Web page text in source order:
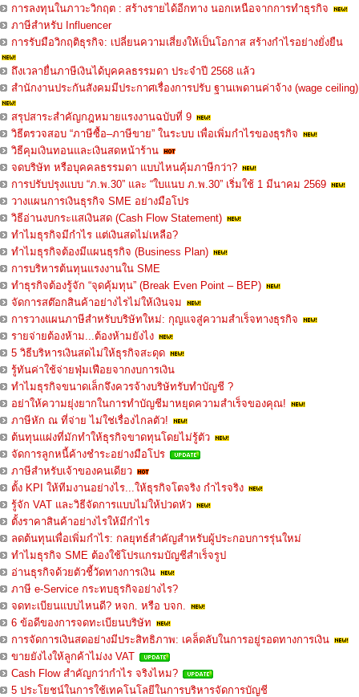
การลงทุนในภาวะวิกฤต : สร้างรายได้อีกทาง นอกเหนือจากการทำธุรกิจ
ภาษีสำหรับ Influencer
การรับมือวิกฤติธุรกิจ: เปลี่ยนความเสี่ยงให้เป็นโอกาส สร้างกำไรอย่างยั่งยืน
ถึงเวลายื่นภาษีเงินได้บุคคลธรรมดา ประจำปี 2568 แล้ว
สำนักงานประกันสังคมมีประกาศเรื่องการปรับ ฐานเพดานค่าจ้าง (wage ceiling)
สรุปสาระสำคัญกฎหมายแรงงานฉบับที่ 9
วิธีตรวจสอบ “ภาษีซื้อ–ภาษีขาย” ในระบบ เพื่อเพิ่มกำไรของธุรกิจ
วิธีคุมเงินทอนและเงินสดหน้าร้าน
จดบริษัท หรือบุคคลธรรมดา แบบไหนคุ้มภาษีกว่า?
การปรับปรุงแบบ “ภ.พ.30” และ “ใบแนบ ภ.พ.30” เริ่มใช้ 1 มีนาคม 2569
วางแผนการเงินธุรกิจ SME อย่างมือโปร
วิธีอ่านงบกระแสเงินสด (Cash Flow Statement)
ทำไมธุรกิจมีกำไร แต่เงินสดไม่เหลือ?
ทำไมธุรกิจต้องมีแผนธุรกิจ (Business Plan)
การบริหารต้นทุนแรงงานใน SME
ทำธุรกิจต้องรู้จัก “จุดคุ้มทุน” (Break Even Point – BEP)
จัดการสต๊อกสินค้าอย่างไรไม่ให้เงินจม
การวางแผนภาษีสำหรับบริษัทใหม่: กุญแจสู่ความสำเร็จทางธุรกิจ
รายจ่ายต้องห้าม...ต้องห้ามยังไง
5 วิธีบริหารเงินสดไม่ให้ธุรกิจสะดุด
รู้ทันค่าใช้จ่ายฟุ่มเฟือยจากงบการเงิน
ทำไมธุรกิจขนาดเล็กจึงควรจ้างบริษัทรับทำบัญชี ?
อย่าให้ความยุ่งยากในการทำบัญชีมาหยุดความสำเร็จของคุณ!
ภาษีหัก ณ ที่จ่าย ไม่ใช่เรื่องไกลตัว!
ต้นทุนแฝงที่มักทำให้ธุรกิจขาดทุนโดยไม่รู้ตัว
จัดการลูกหนี้ค้างชำระอย่างมือโปร
ภาษีสำหรับเจ้าของคนเดียว
ตั้ง KPI ให้ทีมงานอย่างไร...ให้ธุรกิจโตจริง กำไรจริง
รู้จัก VAT และวิธีจัดการแบบไม่ให้ปวดหัว
ตั้งราคาสินค้าอย่างไรให้มีกำไร
ลดต้นทุนเพื่อเพิ่มกำไร: กลยุทธ์สำคัญสำหรับผู้ประกอบการรุ่นใหม่
ทำไมธุรกิจ SME ต้องใช้โปรแกรมบัญชีสำเร็จรูป
อ่านธุรกิจด้วยตัวชี้วัดทางการเงิน
ภาษี e-Service กระทบธุรกิจอย่างไร?
จดทะเบียนแบบไหนดี? หจก. หรือ บจก.
6 ข้อดีของการจดทะเบียนบริษัท
การจัดการเงินสดอย่างมีประสิทธิภาพ: เคล็ดลับในการอยู่รอดทางการเงิน
ขายยังไงให้ลูกค้าไม่งง VAT
Cash Flow สำคัญกว่ากำไร จริงไหม?
5 ประโยชน์ในการใช้เทคโนโลยีในการบริหารจัดการบัญชี